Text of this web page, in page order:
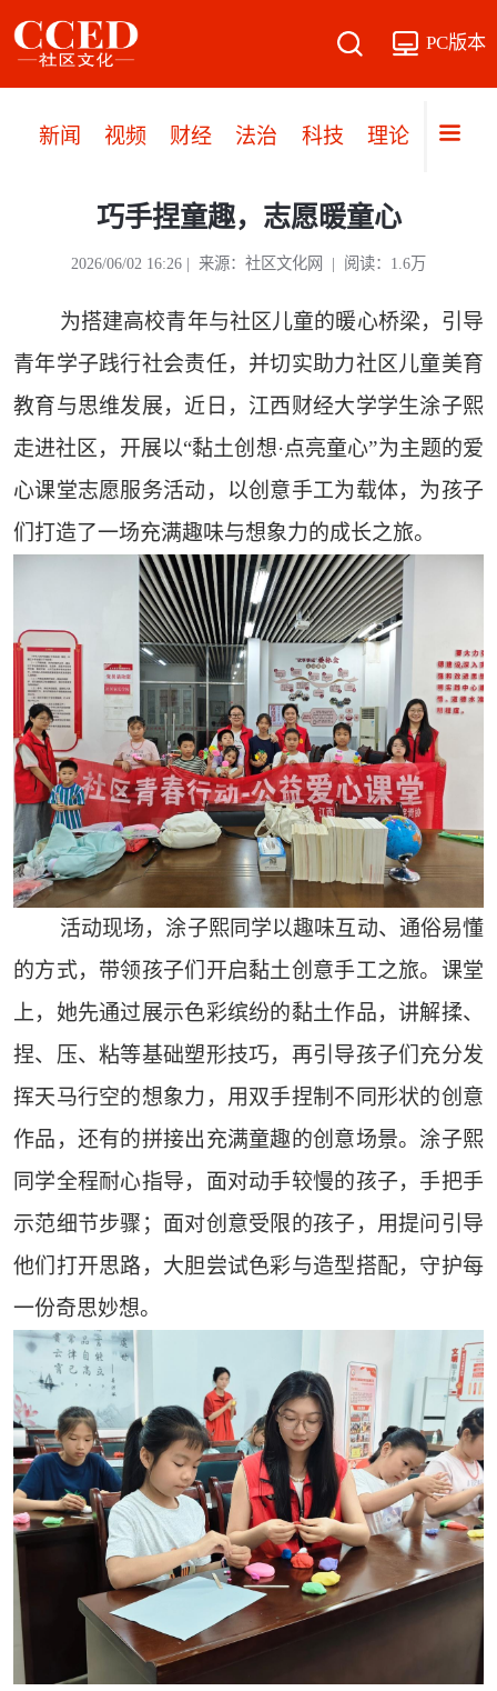
PC版本
新闻 视频 财经 法治 科技 理论 党建
巧手捏童趣，志愿暖童心
2026/06/02 16:26 | 来源：社区文化网 | 阅读：1.6万
为搭建高校青年与社区儿童的暖心桥梁，引导
青年学子践行社会责任，并切实助力社区儿童美育
教育与思维发展，近日，江西财经大学学生涂子熙
走进社区，开展以“黏土创想·点亮童心”为主题的爱
心课堂志愿服务活动，以创意手工为载体，为孩子
们打造了一场充满趣味与想象力的成长之旅。
活动现场，涂子熙同学以趣味互动、通俗易懂
的方式，带领孩子们开启黏土创意手工之旅。课堂
上，她先通过展示色彩缤纷的黏土作品，讲解揉、
捏、压、粘等基础塑形技巧，再引导孩子们充分发
挥天马行空的想象力，用双手捏制不同形状的创意
作品，还有的拼接出充满童趣的创意场景。涂子熙
同学全程耐心指导，面对动手较慢的孩子，手把手
示范细节步骤；面对创意受限的孩子，用提问引导
他们打开思路，大胆尝试色彩与造型搭配，守护每
一份奇思妙想。